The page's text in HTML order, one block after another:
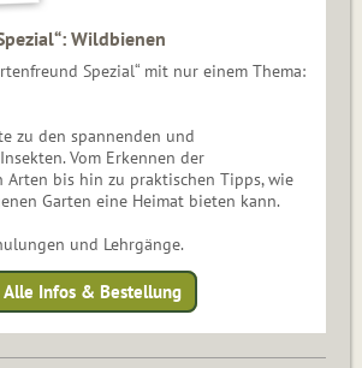
Wildbienen
Spezial“ mit nur einem Thema:
zu den spannenden und
Vom Erkennen der
Arten bis hin zu praktischen Tipps, wie
Garten eine Heimat bieten kann.
und Lehrgänge.
Alle Infos & Bestellung